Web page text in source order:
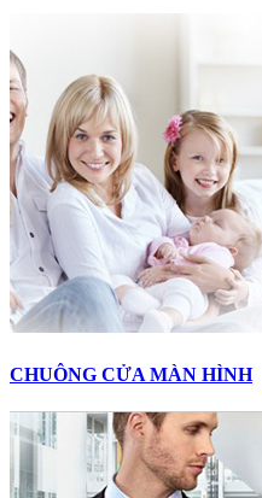
CHUÔNG CỬA MÀN HÌNH